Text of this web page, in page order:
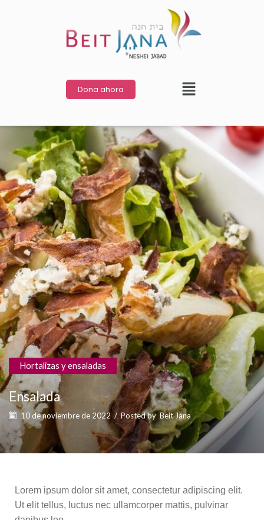
Dona ahora
Hortalizas y ensaladas
Ensalada
10 de noviembre de 2022 / Posted by Beit Jana
Lorem ipsum dolor sit amet, consectetur adipiscing elit.
Ut elit tellus, luctus nec ullamcorper mattis, pulvinar